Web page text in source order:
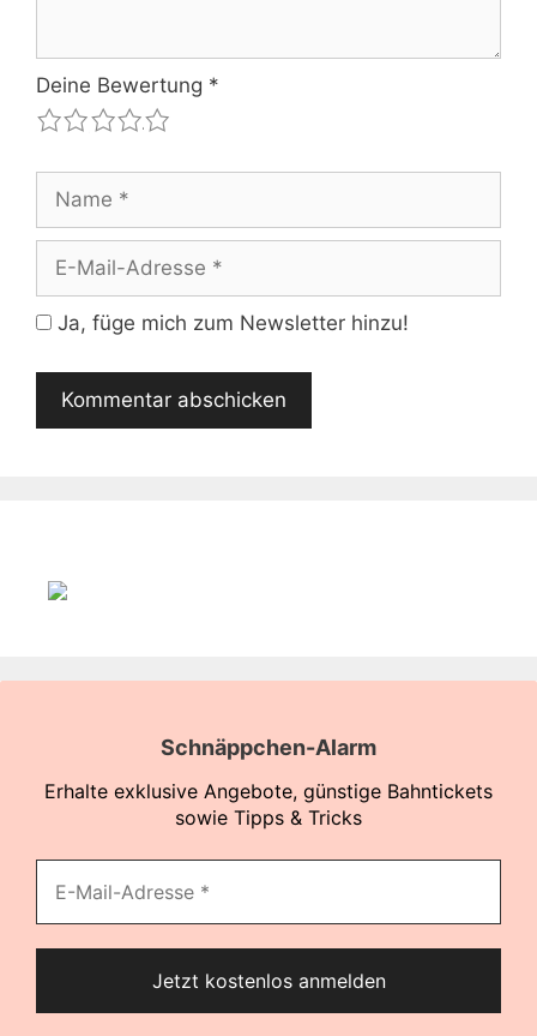
Deine Bewertung *
4
3
2
1
Mail-
Adresse
Ja, füge mich zum Newsletter hinzu!
Schnäppchen-Alarm
Erhalte exklusive Angebote, günstige Bahntickets
sowie Tipps & Tricks